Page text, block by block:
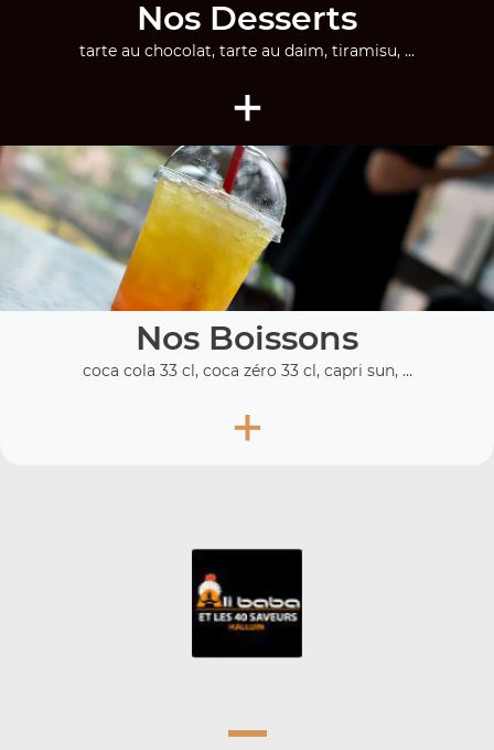
Nos Desserts
tarte au chocolat, tarte au daim, tiramisu, ...
+
Nos Boissons
coca cola 33 cl, coca zéro 33 cl, capri sun, ...
+